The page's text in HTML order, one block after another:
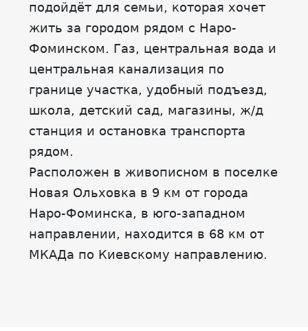
подойдёт для семьи, которая хочет
жить за городом рядом с Наро-
Фоминском. Газ, центральная вода и
центральная канализация по
границе участка, удобный подъезд,
школа, детский сад, магазины, ж/д
станция и остановка транспорта
рядом.
Расположен в живописном в поселке
Новая Ольховка в 9 км от города
Наро-Фоминска, в юго-западном
направлении, находится в 68 км от
МКАДа по Киевскому направлению.